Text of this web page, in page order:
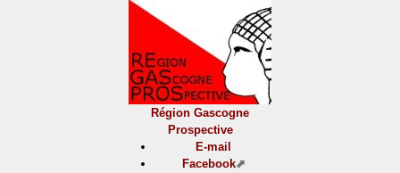
Région Gascogne
Prospective
E-mail
Facebook